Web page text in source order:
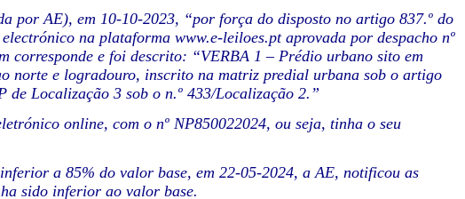
por AE), em 10-10-2023, “por força do disposto no artigo 837.º do
na plataforma www.e-leiloes.pt aprovada por despacho nº
e foi descrito: “VERBA 1 – Prédio urbano sito em
norte e logradouro, inscrito na matriz predial urbana sob o artigo
de Localização 3 sob o n.º 433/Localização 2.”
online, com o nº NP850022024, ou seja, tinha o seu
a 85% do valor base, em 22-05-2024, a AE, notificou as
sido inferior ao valor base.